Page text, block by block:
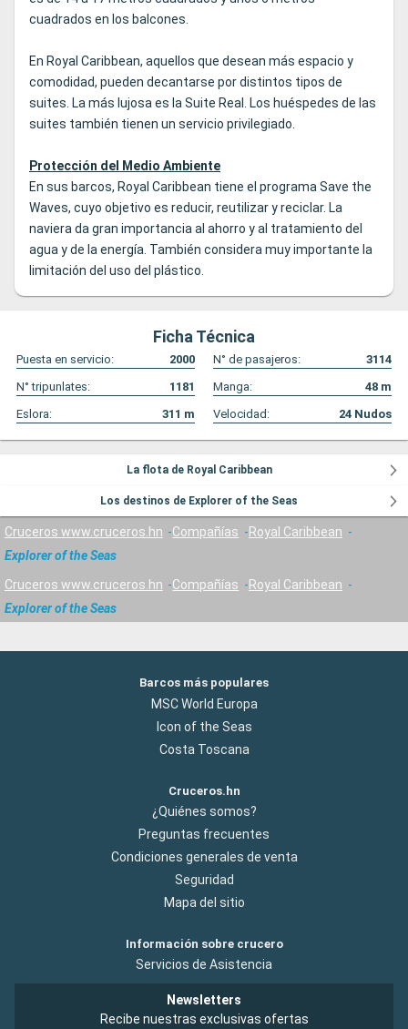
cuadrados en los balcones.
En Royal Caribbean, aquellos que desean más espacio y
comodidad, pueden decantarse por distintos tipos de
suites. La más lujosa es la Suite Real. Los huéspedes de las
suites también tienen un servicio privilegiado.
Protección del Medio Ambiente
En sus barcos, Royal Caribbean tiene el programa Save the
Waves, cuyo objetivo es reducir, reutilizar y reciclar. La
naviera da gran importancia al ahorro y al tratamiento del
agua y de la energía. También considera muy importante la
limitación del uso del plástico.
Ficha Técnica
Puesta en servicio: 2000 N° de pasajeros:
3114
N° tripunlates:
1181 Manga: 48 m
Eslora:
311 m Velocidad: 24 Nudos
La flota de Royal Caribbean
Los destinos de Explorer of the Seas
Cruceros www.cruceros.hn Compañías
Royal Caribbean
Explorer of the Seas
Cruceros www.cruceros.hn Compañías
Royal Caribbean
Explorer of the Seas
Barcos más populares
MSC World Europa
Icon of the Seas
Costa Toscana
Cruceros.hn
¿Quiénes somos?
Preguntas frecuentes
Condiciones generales de venta
Seguridad
Mapa del sitio
Información sobre crucero
Servicios de Asistencia
Newsletters
Recibe nuestras exclusivas ofertas